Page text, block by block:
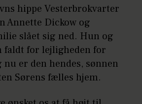
hippe Vesterbrokvarter
Annette Dickow og
slået sig ned. Hun og
faldt for lejligheden for
er den hendes, sønnen
Sørens fælles hjem.